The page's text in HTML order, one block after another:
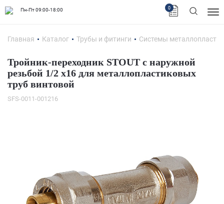
Пн-Пт 09:00-18:00 0
Главная Каталог Трубы и фитинги Системы
Тройник-переходник STOUT с наружной
резьбой 1/2 х16 для металлопластиковых
труб винтовой
SFS-0011-001216